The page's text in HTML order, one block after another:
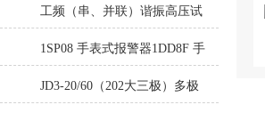
压器
工频（串、并联）谐振高压试
验变压器高压交流电缆耐压测
1SP08 手表式报警器1DD8F 手
表式报警器
JD3-20/60（202大三极）多极